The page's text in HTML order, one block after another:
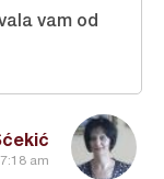
am
vam od